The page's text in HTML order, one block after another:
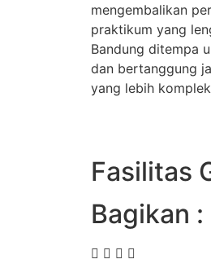
mengembalikan
praktikum yang
Bandung ditempa
dan bertanggung
yang lebih
Fasilitas
Bagikan :